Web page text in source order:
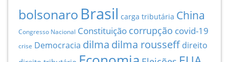
bolsonaro Brasil carga tributária China
Congresso Nacional Constituição corrupção covid-19
crise Democracia dilma dilma rousseff direito